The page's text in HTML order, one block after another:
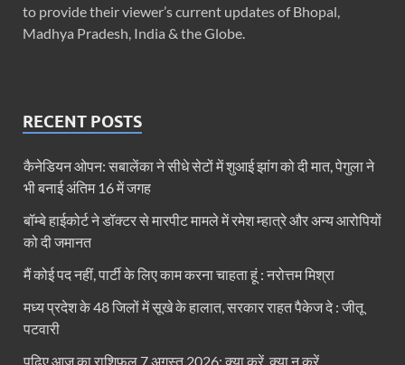
to provide their viewer’s current updates of Bhopal,
Madhya Pradesh, India & the Globe.
RECENT POSTS
कैनेडियन ओपन: सबालेंका ने सीधे सेटों में शुआई झांग को दी मात, पेगुला ने
भी बनाई अंतिम 16 में जगह
बॉम्बे हाईकोर्ट ने डॉक्टर से मारपीट मामले में रमेश म्हात्रे और अन्य आरोपियों
को दी जमानत
मैं कोई पद नहीं, पार्टी के लिए काम करना चाहता हूं : नरोत्तम मिश्रा
मध्य प्रदेश के 48 जिलों में सूखे के हालात, सरकार राहत पैकेज दे : जीतू
पटवारी
पढ़िए आज का राशिफल 7 अगस्त 2026: क्या करें, क्या न करें…